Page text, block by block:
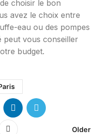
choisir le bon
avez le choix entre
eau ou des pompes
peut vous conseiller
budget.
Older